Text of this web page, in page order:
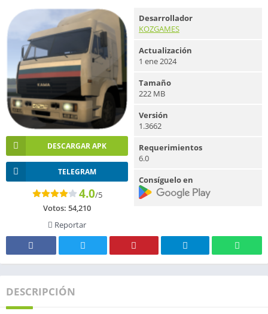
DESCARGAR APK
TELEGRAM
4.0/5
Votos: 54,210
Reportar
Desarrollador
KOZGAMES
Actualización
1 ene 2024
Tamaño
222 MB
Versión
1.3662
Requerimientos
6.0
Consíguelo en
DESCRIPCIÓN